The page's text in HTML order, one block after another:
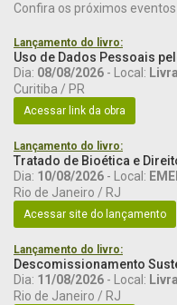
Confira os próximos
Lançamento do livro:
Uso de Dados Pessoais
Dia: 08/08/2026 - Local:
Curitiba / PR
Acessar link da obra
Lançamento do livro:
Tratado de Bioética e
Dia: 10/08/2026 - Local:
Rio de Janeiro / RJ
Acessar site do lançamento
Lançamento do livro:
Descomissionamento
Dia: 11/08/2026 - Local:
Rio de Janeiro / RJ